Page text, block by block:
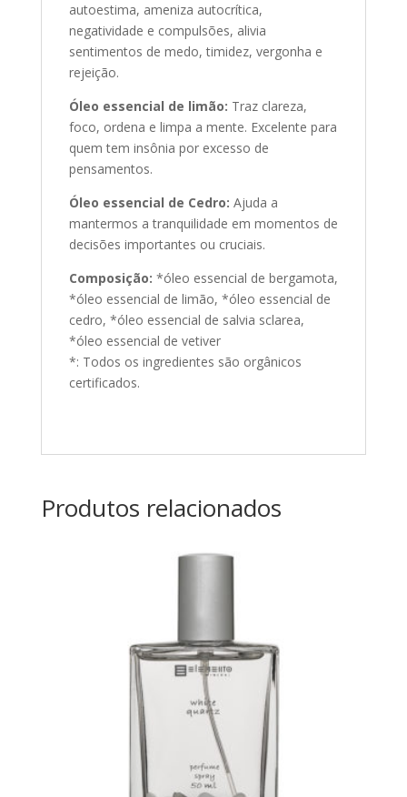
autoestima, ameniza autocrítica,
negatividade e compulsões, alivia
sentimentos de medo, timidez, vergonha e
rejeição.
Óleo essencial de limão: Traz clareza,
foco, ordena e limpa a mente. Excelente para
quem tem insônia por excesso de
pensamentos.
Óleo essencial de Cedro: Ajuda a
mantermos a tranquilidade em momentos de
decisões importantes ou cruciais.
Composição: *óleo essencial de bergamota,
*óleo essencial de limão, *óleo essencial de
cedro, *óleo essencial de salvia sclarea,
*óleo essencial de vetiver
*: Todos os ingredientes são orgânicos
certificados.
Produtos relacionados